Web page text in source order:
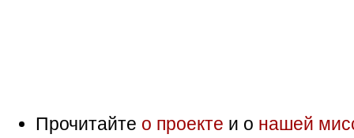
Прочитайте о проекте и о нашей